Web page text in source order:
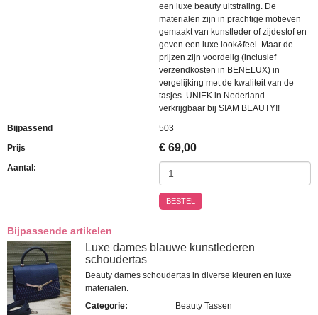
een luxe beauty uitstraling. De
materialen zijn in prachtige motieven
gemaakt van kunstleder of zijdestof en
geven een luxe look&feel. Maar de
prijzen zijn voordelig (inclusief
verzendkosten in BENELUX) in
vergelijking met de kwaliteit van de
tasjes. UNIEK in Nederland
verkrijgbaar bij SIAM BEAUTY!!
Bijpassend
503
Prijs
€ 69,00
Aantal:
BESTEL
Bijpassende artikelen
Luxe dames blauwe kunstlederen
schoudertas
Beauty dames schoudertas in diverse kleuren en luxe
materialen.
Categorie:
Beauty Tassen